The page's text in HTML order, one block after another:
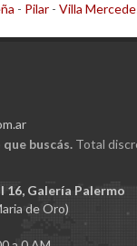
- Pilar - Villa
que buscás. Total
16, Galería Palermo
de Oro)